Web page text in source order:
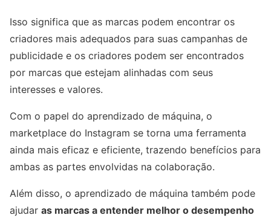
Isso significa que as marcas podem encontrar os
criadores mais adequados para suas campanhas de
publicidade e os criadores podem ser encontrados
por marcas que estejam alinhadas com seus
interesses e valores.
Com o papel do aprendizado de máquina, o
marketplace do Instagram se torna uma ferramenta
ainda mais eficaz e eficiente, trazendo benefícios para
ambas as partes envolvidas na colaboração.
Além disso, o aprendizado de máquina também pode
ajudar as marcas a entender melhor o desempenho